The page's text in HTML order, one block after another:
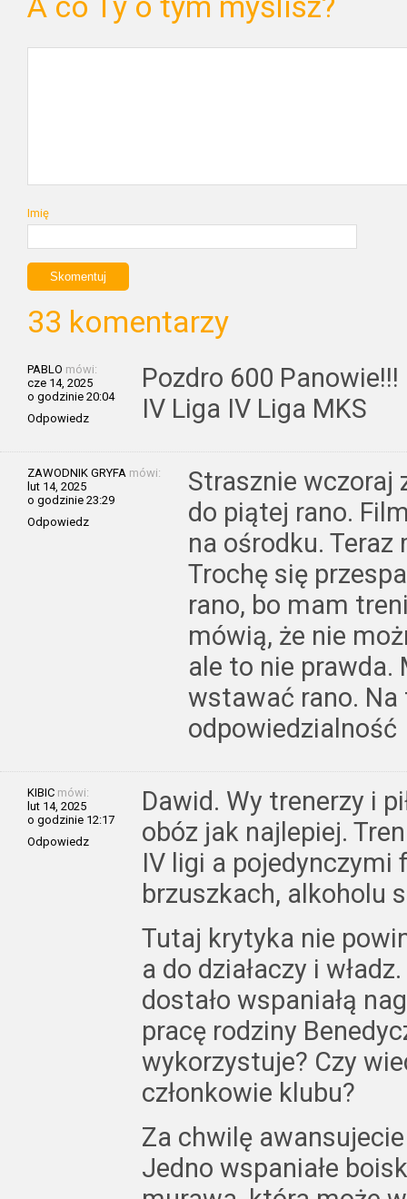
A co Ty o tym myślisz?
Imię
33 komentarzy
PABLO mówi:
cze 14, 2025
o godzinie 20:04
Odpowiedz
Pozdro 600 Panowie!!!
IV Liga IV Liga MKS
ZAWODNIK GRYFA mówi:
lut 14, 2025
o godzinie 23:29
Odpowiedz
Strasznie wczoraj
do piątej rano.
na ośrodku.
Trochę się
rano, bo mam
mówią, że nie
ale to nie prawda.
wstawać rano.
odpowiedzialność
KIBIC mówi:
lut 14, 2025
o godzinie 12:17
Odpowiedz
Dawid. Wy trenerzy i
obóz jak najlepiej.
IV ligi a
brzuszkach, alkoholu
Tutaj krytyka nie
a do działaczy i
dostało wspaniałą
pracę rodziny
wykorzystuje? Czy
członkowie klubu?
Za chwilę
Jedno wspaniałe